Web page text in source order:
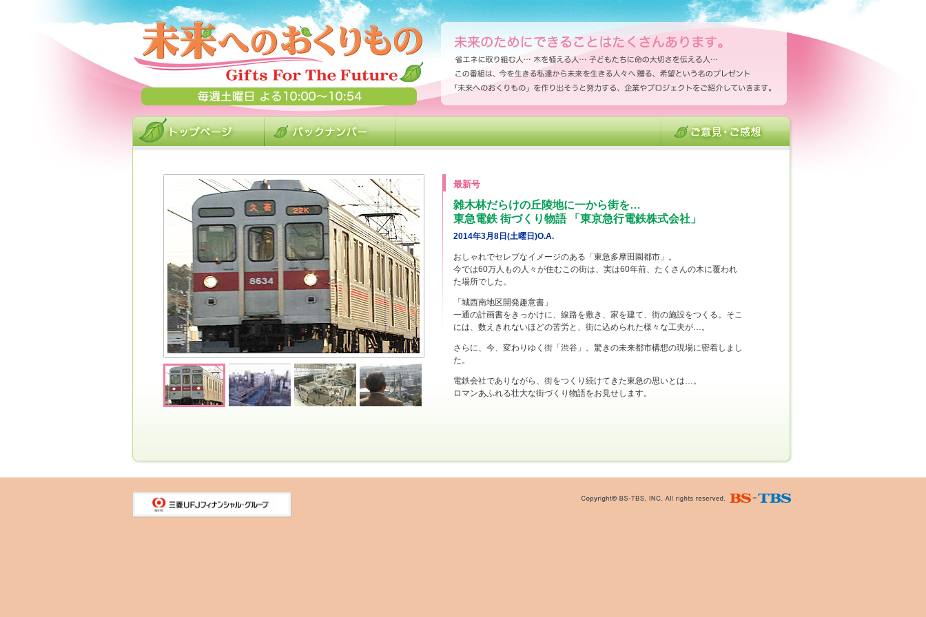
最新号
雑木林だらけの丘陵地に一から街を…
東急電鉄 街づくり物語 「東京急行電鉄株式会社」
2014年3月8日(土曜日)O.A.
おしゃれでセレブなイメージのある「東急多摩田園都市」。
今では60万人もの人々が住むこの街は、実は60年前、たくさんの木に覆われ
た場所でした。
「城西南地区開発趣意書」
一通の計画書をきっかけに、線路を敷き、家を建て、街の施設をつくる。そこ
には、数えきれないほどの苦労と、街に込められた様々な工夫が…。
さらに、今、変わりゆく街「渋谷」。驚きの未来都市構想の現場に密着しまし
た。
電鉄会社でありながら、街をつくり続けてきた東急の思いとは…。
ロマンあふれる壮大な街づくり物語をお見せします。